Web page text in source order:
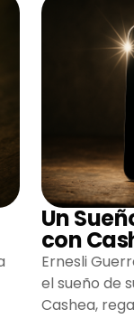
Un
con
Ernesli
el sueño de
Cashea,